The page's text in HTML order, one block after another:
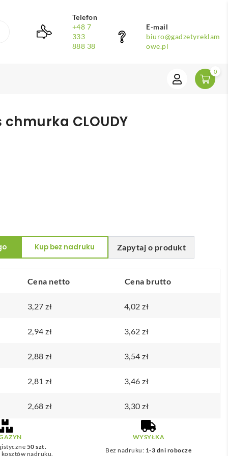
Telefon
+48 7
333
888 38
E-mail
biuro@gadzetyreklam
owe.pl
0
CLOUDY
Zapytaj o produkt
Kup bez nadruku
Cena netto Cena brutto
3,27zł 4,02zł
2,94zł 3,62zł
2,88zł 3,54zł
2,81zł 3,46zł
2,68zł 3,30zł
50 szt.
nadruku.
WYSYŁKA
Bez nadruku: 1-3 dni robocze